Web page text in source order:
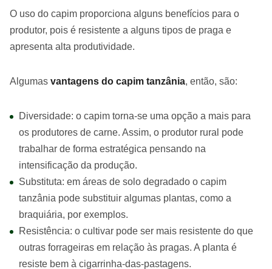
O uso do capim proporciona alguns benefícios para o
produtor, pois é resistente a alguns tipos de praga e
apresenta alta produtividade.
Algumas vantagens do capim tanzânia, então, são:
Diversidade: o capim torna-se uma opção a mais para
os produtores de carne. Assim, o produtor rural pode
trabalhar de forma estratégica pensando na
intensificação da produção.
Substituta: em áreas de solo degradado o capim
tanzânia pode substituir algumas plantas, como a
braquiária, por exemplos.
Resistência: o cultivar pode ser mais resistente do que
outras forrageiras em relação às pragas. A planta é
resiste bem à cigarrinha-das-pastagens.